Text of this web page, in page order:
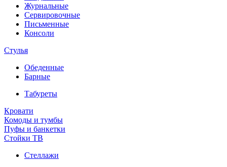
Журнальные
Сервировочные
Письменные
Консоли
Стулья
Обеденные
Барные
Табуреты
Кровати
Комоды и тумбы
Пуфы и банкетки
Стойки ТВ
Стеллажи